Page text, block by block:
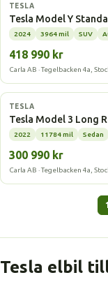
Elbil
TESLA
Tesla Model Y
2024 3964 mil SUV
418 990 kr
Carla AB · Tegelbacken 4a,
Elbil
TESLA
Tesla Model 3 Long
2022 11784 mil Sedan
300 990 kr
Carla AB · Tegelbacken 4a,
1
Tesla elbil